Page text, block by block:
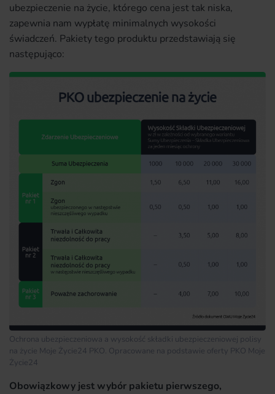
ubezpieczenie na życie, którego cena jest tak niska,
zapewnia nam wypłatę minimalnych wysokości
świadczeń. Pakiety tego produktu przedstawiają się
następująco:
Ochrona ubezpieczeniowa a wysokość składki ubezpieczeniowej polisy
na życie Moje Życie24 PKO. Opracowane na podstawie oferty PKO Moje
Życie24
Obowiązkowy jest wybór pakietu pierwszego,